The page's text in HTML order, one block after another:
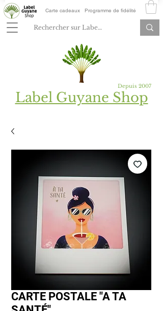
Carte cadeaux Programme de fidélité
Depuis 2007
Label Guyane Shop
CARTE POSTALE "A TA